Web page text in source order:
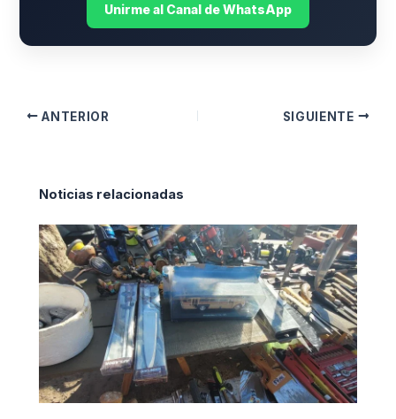
Unirme al Canal de WhatsApp
ANTERIOR SIGUIENTE
Noticias relacionadas